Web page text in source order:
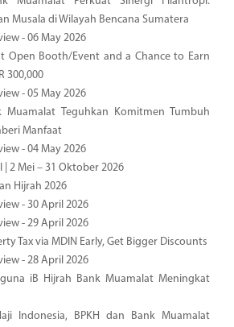
Musala di Wilayah Bencana Sumatera
- 06 May 2026
Open Booth/Event and a Chance to Earn
300,000
- 05 May 2026
Muamalat Teguhkan Komitmen Tumbuh
Manfaat
- 04 May 2026
| 2 Mei – 31 Oktober 2026
Hijrah 2026
- 30 April 2026
- 29 April 2026
Tax via MDIN Early, Get Bigger Discounts
- 28 April 2026
iB Hijrah Bank Muamalat Meningkat
Indonesia, BPKH dan Bank Muamalat